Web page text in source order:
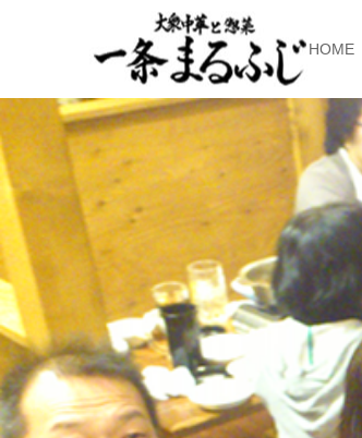
HOME